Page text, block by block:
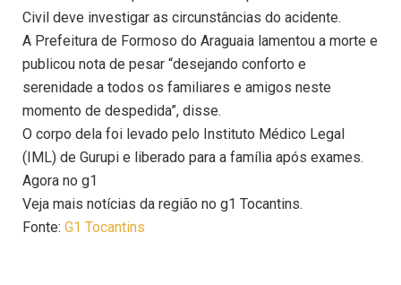
Civil deve investigar as circunstâncias do acidente.
A Prefeitura de Formoso do Araguaia lamentou a morte e
publicou nota de pesar “desejando conforto e
serenidade a todos os familiares e amigos neste
momento de despedida”, disse.
O corpo dela foi levado pelo Instituto Médico Legal
(IML) de Gurupi e liberado para a família após exames.
Agora no g1
Veja mais notícias da região no g1 Tocantins.
Fonte: G1 Tocantins